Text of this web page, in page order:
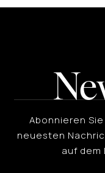
Abonnieren
neuesten
auf dem